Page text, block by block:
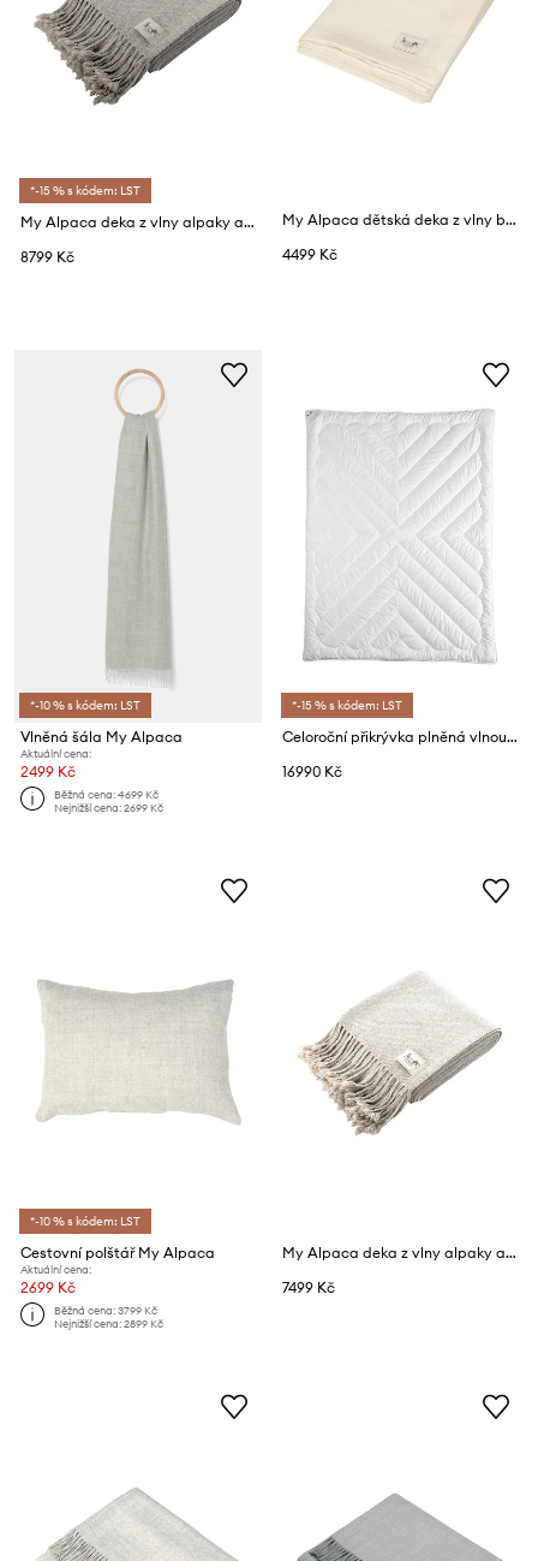
*-15 % s kódem: LST
My Alpaca deka z vlny alpaky a biobavlny
8799 Kč
My Alpaca dětská deka z vlny baby alpaka
4499 Kč
*-10 % s kódem: LST
Vlněná šála My Alpaca
Aktuální cena:
2499 Kč
Běžná cena:4699 Kč
Nejnižší cena:2699 Kč
*-15 % s kódem: LST
Celoroční přikrývka plněná vlnou z alpaky My Alpaca 150 x 200 cm
16990 Kč
*-10 % s kódem: LST
Cestovní polštář My Alpaca
Aktuální cena:
2699 Kč
Běžná cena:3799 Kč
Nejnižší cena:2899 Kč
My Alpaca deka z vlny alpaky a biobavlny
7499 Kč